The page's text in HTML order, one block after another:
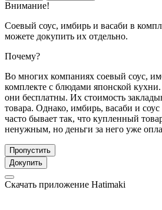
Внимание!
Соевый соус, имбирь и васаби в
можете докупить их отдельно.
Почему?
Во многих компаниях соевый соус,
комплекте с блюдами японской кухни.
они бесплатны. Их стоимость
товара. Однако, имбирь, васаби и
часто бывает так, что купленный
ненужным, но деньги за него уже
Пропустить
Докупить
Скачать приложение Hatimaki